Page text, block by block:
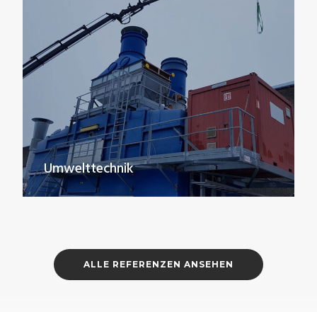
Umwelttechnik
ALLE REFERENZEN ANSEHEN